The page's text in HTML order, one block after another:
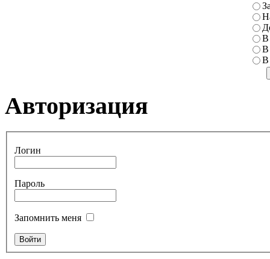
В
В
В
Авторизация
Логин
Пароль
Запомнить меня